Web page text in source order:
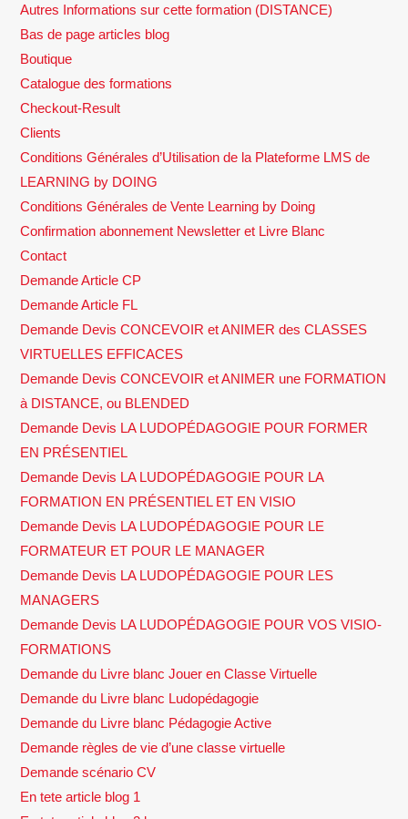
Autres Informations sur cette formation (DISTANCE)
Bas de page articles blog
Boutique
Catalogue des formations
Checkout-Result
Clients
Conditions Générales d’Utilisation de la Plateforme LMS de
LEARNING by DOING
Conditions Générales de Vente Learning by Doing
Confirmation abonnement Newsletter et Livre Blanc
Contact
Demande Article CP
Demande Article FL
Demande Devis CONCEVOIR et ANIMER des CLASSES
VIRTUELLES EFFICACES
Demande Devis CONCEVOIR et ANIMER une FORMATION
à DISTANCE, ou BLENDED
Demande Devis LA LUDOPÉDAGOGIE POUR FORMER
EN PRÉSENTIEL
Demande Devis LA LUDOPÉDAGOGIE POUR LA
FORMATION EN PRÉSENTIEL ET EN VISIO
Demande Devis LA LUDOPÉDAGOGIE POUR LE
FORMATEUR ET POUR LE MANAGER
Demande Devis LA LUDOPÉDAGOGIE POUR LES
MANAGERS
Demande Devis LA LUDOPÉDAGOGIE POUR VOS VISIO-
FORMATIONS
Demande du Livre blanc Jouer en Classe Virtuelle
Demande du Livre blanc Ludopédagogie
Demande du Livre blanc Pédagogie Active
Demande règles de vie d’une classe virtuelle
Demande scénario CV
En tete article blog 1